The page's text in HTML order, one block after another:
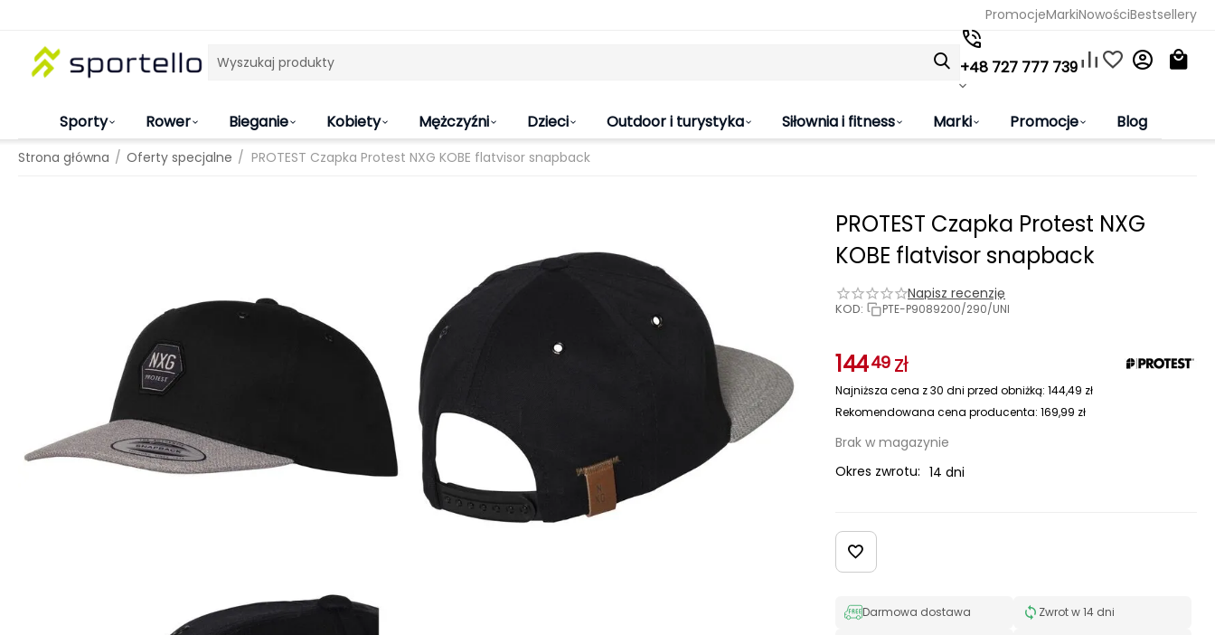
PromocjeMarkiNowościBestsellery
+48 727 777 739
Sporty Rower Bieganie Kobiety Mężczyźni Dzieci Outdoor i turystyka Siłownia i fitness Marki Promocje Blog
Strona główna / Oferty specjalne / PROTEST Czapka Protest NXG KOBE flatvisor snapback
PROTEST Czapka Protest NXG
KOBE flatvisor snapback
Napisz recenzję
KOD: PTE-P9089200/290/UNI
14449 zł
Najniższa cena z 30 dni przed obniżką: 144,49 zł
Rekomendowana cena producenta: 169,99 zł
Brak w magazynie
Okres zwrotu: 14 dni
Darmowa dostawa Zwrot w 14 dni